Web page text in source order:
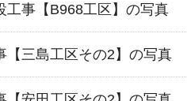
工事【B968工区】の写真
【三島工区その2】の写真